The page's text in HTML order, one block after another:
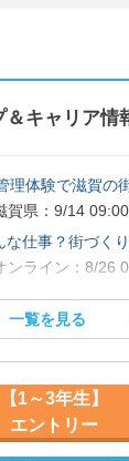
＆キャリア情
理体験で滋賀の
賀県：9/14 09:00
な仕事？街づく
ンライン：8/26
社員との昼食会
一覧を見る
【1～3年生】
エントリー